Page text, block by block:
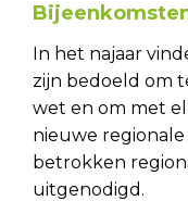
In het najaar
zijn bedoeld om
wet en om met
nieuwe
betrokken
uitgenodigd.